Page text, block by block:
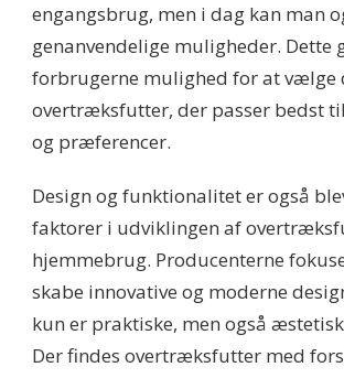
engangsbrug, men i dag kan man
genanvendelige muligheder. Dette
forbrugerne mulighed for at vælge
overtræksfutter, der passer bedst
og præferencer.
Design og funktionalitet er også
faktorer i udviklingen af
hjemmebrug. Producenterne
skabe innovative og moderne
kun er praktiske, men også
Der findes overtræksfutter med